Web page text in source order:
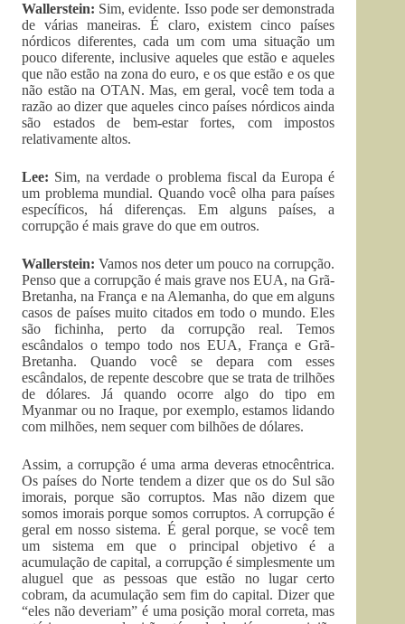
Wallerstein: Sim, evidente. Isso pode ser demonstrada
de várias maneiras. É claro, existem cinco países
nórdicos diferentes, cada um com uma situação um
pouco diferente, inclusive aqueles que estão e aqueles
que não estão na zona do euro, e os que estão e os que
não estão na OTAN. Mas, em geral, você tem toda a
razão ao dizer que aqueles cinco países nórdicos ainda
são estados de bem-estar fortes, com impostos
relativamente altos.
Lee: Sim, na verdade o problema fiscal da Europa é
um problema mundial. Quando você olha para países
específicos, há diferenças. Em alguns países, a
corrupção é mais grave do que em outros.
Wallerstein:Vamos nos deter um pouco na corrupção.
Penso que a corrupção é mais grave nos EUA, na Grã-
Bretanha, na França e na Alemanha, do que em alguns
casos de países muito citados em todo o mundo. Eles
são fichinha, perto da corrupção real. Temos
escândalos o tempo todo nos EUA, França e Grã-
Bretanha. Quando você se depara com esses
escândalos, de repente descobre que se trata de trilhões
de dólares. Já quando ocorre algo do tipo em
Myanmar ou no Iraque, por exemplo, estamos lidando
com milhões, nem sequer com bilhões de dólares.
Assim, a corrupção é uma arma deveras etnocêntrica.
Os países do Norte tendem a dizer que os do Sul são
imorais, porque são corruptos. Mas não dizem que
somos imorais porque somos corruptos. A corrupção é
geral em nosso sistema. É geral porque, se você tem
um sistema em que o principal objetivo é a
acumulação de capital, a corrupção é simplesmente um
aluguel que as pessoas que estão no lugar certo
cobram, da acumulação sem fim do capital. Dizer que
“eles não deveriam” é uma posição moral correta, mas